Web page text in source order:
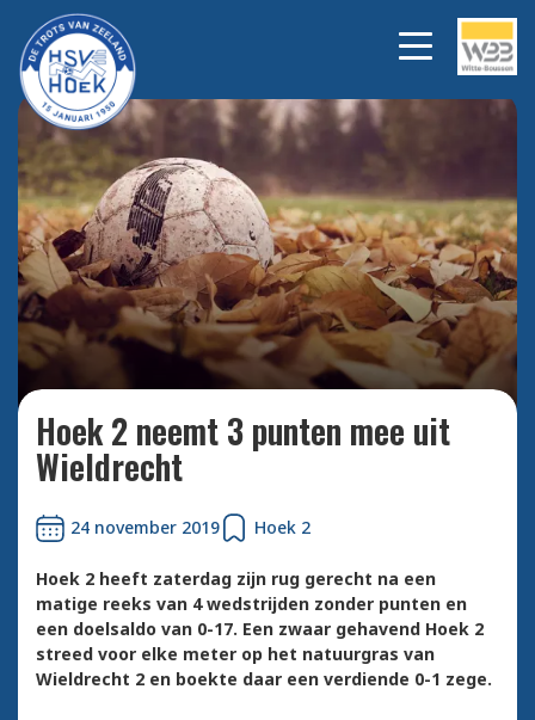
Bekijk alle foto's
Hoek 2 neemt 3 punten mee uit
Wieldrecht
24 november 2019 Hoek 2
Hoek 2 heeft zaterdag zijn rug gerecht na een
matige reeks van 4 wedstrijden zonder punten en
een doelsaldo van 0-17. Een zwaar gehavend Hoek 2
streed voor elke meter op het natuurgras van
Wieldrecht 2 en boekte daar een verdiende 0-1 zege.